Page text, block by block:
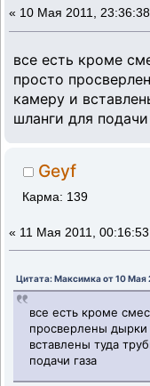
« 10 Мая 2011,
все есть кроме
просто
камеру и
шланги для подачи
Geyf
Карма: 139
« 11 Мая 2011,
Цитата: Максимка от 10 Мая
все есть кроме
просверлены
вставлены туда
подачи газа